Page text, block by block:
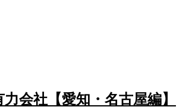
会社【愛知・名古屋編】